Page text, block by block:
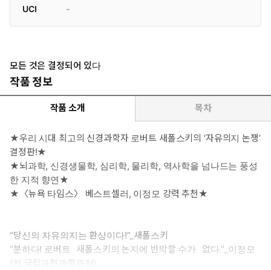
UCI
-
모든 것은 결정되어 있다
작품 정보
작품 소개 목차
★우리 시대 최고의 신경과학자 로버트 새폴스키의 ‘자유의지 논쟁’
결정판!★
★뇌과학, 신경생물학, 심리학, 물리학, 역사학을 넘나드는 풍성
한 지적 향연★
★〈뉴욕 타임스〉 베스트셀러, 이정모 강력 추천★
“당신의 자유의지는 환상이다!”_새폴스키
“분하다! 로버트 새폴스키의 논지에 반박할 수가 없다.”_이정모
(전 국립과천과학관장)